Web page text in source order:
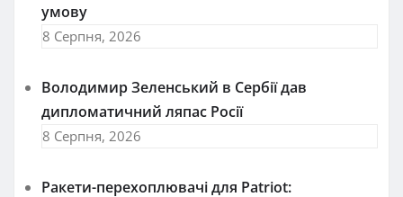
умову
8 Серпня, 2026
Володимир Зеленський в Сербії дав
дипломатичний ляпас Росії
8 Серпня, 2026
Ракети-перехоплювачі для Patriot: